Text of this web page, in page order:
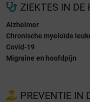
ZIEKTES IN DE
Alzheimer
Chronische myeloïde
Covid-19
Migraine en hoofdpijn
PREVENTIE IN